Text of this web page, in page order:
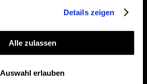
Details zeigen
Alle zulassen
Auswahl erlauben